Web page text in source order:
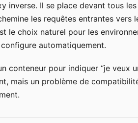
inverse. Il se place devant tous
les requêtes entrantes vers
le choix naturel pour les
automatiquement.
conteneur pour indiquer “je veux
mais un problème de